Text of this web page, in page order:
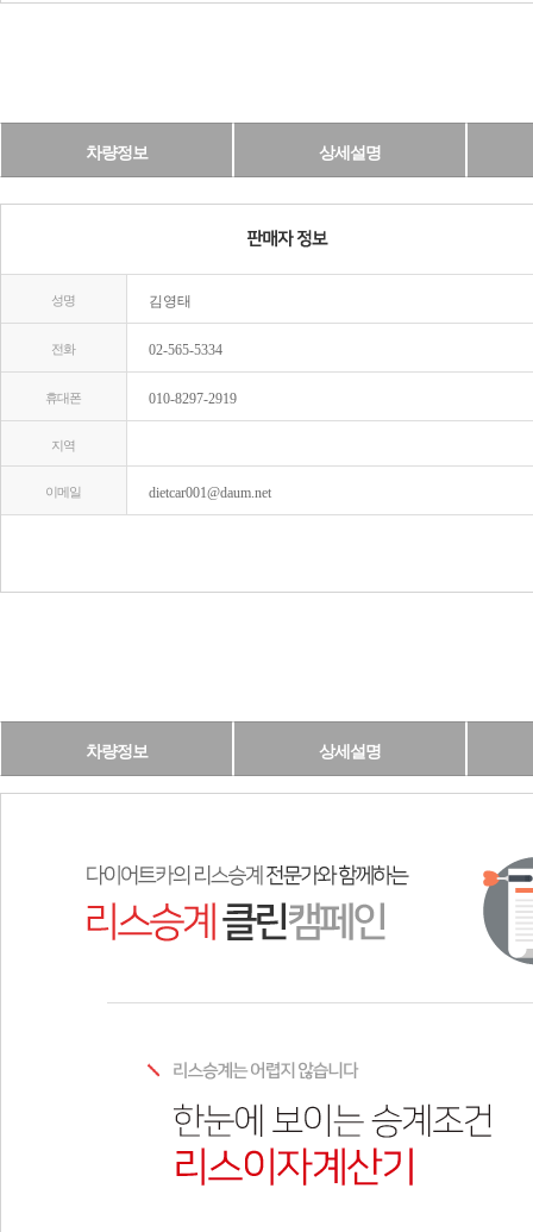
차량정보 상세설명
성명 김영태
전화 02-565-5334
휴대폰 010-8297-2919
지역
이메일 dietcar001@daum.net
차량정보 상세설명